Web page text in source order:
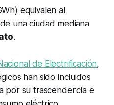
equivalen al
una ciudad mediana
.
de Electrificación,
han sido incluidos
por su trascendencia e